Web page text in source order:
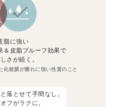
脂に強い
＆皮脂プルーフ効果で
さが続く。
粧膜が擦れに強い性質のこと
落とせて手間なし。
フがラクに。